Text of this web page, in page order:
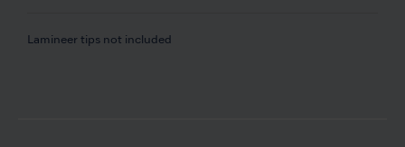
Lamineer tips not included